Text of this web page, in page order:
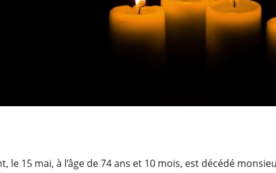
le 15 mai, à l’âge de 74 ans et 10 mois, est décédé